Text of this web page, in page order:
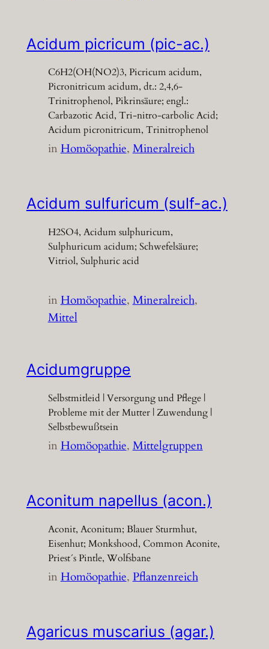
Acidum picricum (pic-ac.)
C6H2(OH(NO2)3, Picricum acidum,
Picronitricum acidum, dt.: 2,4,6-
Trinitrophenol, Pikrinsäure; engl.:
Carbazotic Acid, Tri-nitro-carbolic Acid;
Acidum picronitricum, Trinitrophenol
inHomöopathie, Mineralreich
Acidum sulfuricum (sulf-ac.)
H2SO4, Acidum sulphuricum,
Sulphuricum acidum; Schwefelsäure;
Vitriol, Sulphuric acid
inHomöopathie, Mineralreich
Mittel
Acidumgruppe
Selbstmitleid | Versorgung und Pflege |
Probleme mit der Mutter | Zuwendung |
Selbstbewußtsein
inHomöopathie, Mittelgruppen
Aconitum napellus (acon.)
Aconit, Aconitum; Blauer Sturmhut,
Eisenhut; Monkshood, Common Aconite,
Priest´s Pintle, Wolfsbane
inHomöopathie, Pflanzenreich
Agaricus muscarius (agar.)